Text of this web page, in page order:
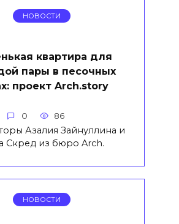
НОВОСТИ
квартира для
пары в песочных
проект Arch.story
0 86
Азалия Зайнуллина и
Скред из бюро Arch.
НОВОСТИ